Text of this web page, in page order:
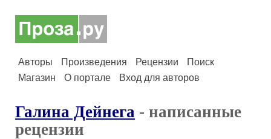
Авторы Произведения Рецензии
Поиск
Магазин
О портале Вход для авторов
Галина Дейнега - написанные
рецензии